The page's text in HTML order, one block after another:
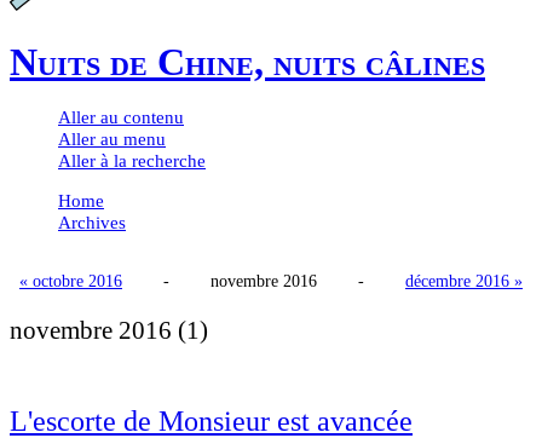
Nuits de Chine, nuits câlines
Aller au contenu
Aller au menu
Aller à la recherche
Home
Archives
« octobre 2016 - novembre 2016 - décembre 2016 »
novembre 2016 (1)
L'escorte de Monsieur est avancée